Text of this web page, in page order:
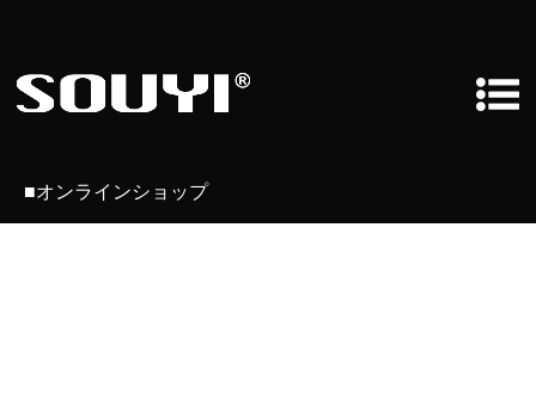
■オンラインショップ